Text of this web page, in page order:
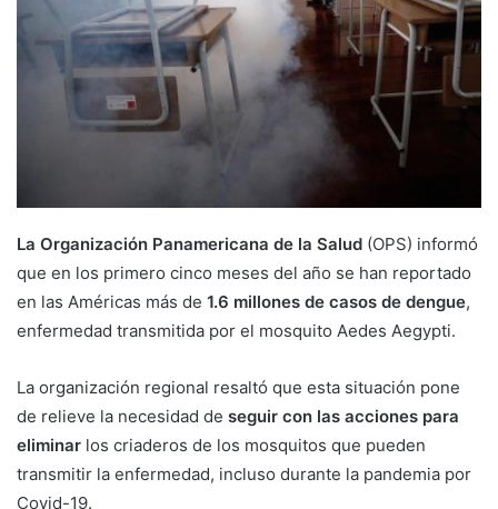
La Organización Panamericana de la Salud (OPS) informó
que en los primero cinco meses del año se han reportado
en las Américas más de 1.6 millones de casos de dengue,
enfermedad transmitida por el mosquito Aedes Aegypti.
La organización regional resaltó que esta situación pone
de relieve la necesidad de seguir con las acciones para
eliminar los criaderos de los mosquitos que pueden
transmitir la enfermedad, incluso durante la pandemia por
Covid-19.